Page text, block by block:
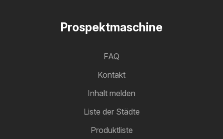
Prospektmaschine
FAQ
Kontakt
Inhalt melden
Liste der Städte
Produktliste